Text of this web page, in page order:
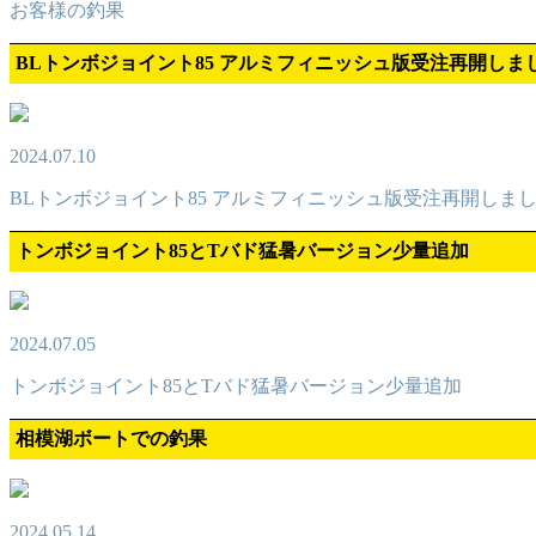
お客様の釣果
BLトンボジョイント85 アルミフィニッシュ版受注再開しま
2024.07.10
BLトンボジョイント85 アルミフィニッシュ版受注再開しま
トンボジョイント85とTバド猛暑バージョン少量追加
2024.07.05
トンボジョイント85とTバド猛暑バージョン少量追加
相模湖ボートでの釣果
2024.05.14